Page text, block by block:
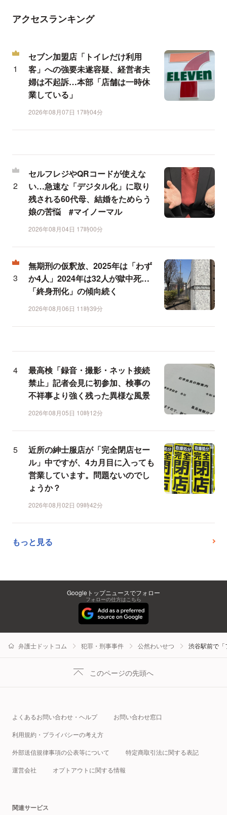
アクセスランキング
セブン加盟店「トイレだけ利用
客」への強要未遂容疑、経営者夫
婦は不起訴…本部「店舗は一時休
業している」
2026年08月07日 17時04分
セルフレジやQRコードが使えな
い…急速な「デジタル化」に取り
残される60代母、結婚をためらう
娘の苦悩 #マイノーマル
2026年08月04日 17時00分
無期刑の仮釈放、2025年は「わず
か4人」2024年は32人が獄中死…
「終身刑化」の傾向続く
2026年08月06日 11時39分
最高検「録音・撮影・ネット接続
禁止」記者会見に初参加、検事の
不祥事より強く残った異様な風景
2026年08月05日 10時12分
近所の紳士服店が「完全閉店セー
ル」中ですが、4カ月目に入っても
営業しています。問題ないのでし
ょうか？
2026年08月02日 09時42分
もっと見る
Googleトップニュースでフォロー
フォローの仕方はこちら
弁護士ドットコム 犯罪・刑事事件 公然わいせつ 渋谷駅前で
このページの先頭へ
よくあるお問い合わせ・ヘルプ お問い合わせ窓口
利用規約・プライバシーの考え方
外部送信規律事項の公表等について 特定商取引法に関する表記
運営会社 オプトアウトに関する情報
関連サービス